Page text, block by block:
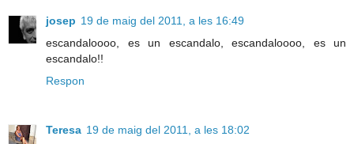
josep 19 de maig del 2011, a les 16:49
escandaloooo, es un escandalo, escandaloooo, es un
escandalo!!
Respon
Teresa 19 de maig del 2011, a les 18:02